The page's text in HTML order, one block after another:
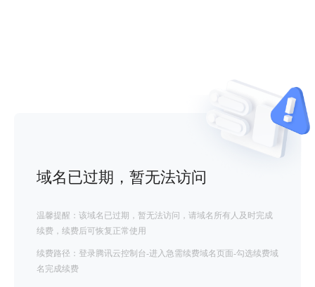
域名已过期，暂无法访问
温馨提醒：该域名已过期，暂无法访问，请域名所有人及时完成
续费，续费后可恢复正常使用
续费路径：登录腾讯云控制台-进入急需续费域名页面-勾选续费域
名完成续费